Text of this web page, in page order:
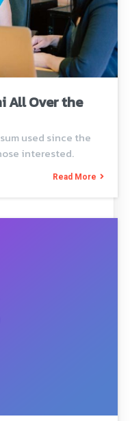
All Over the
used since the
interested.
Read More